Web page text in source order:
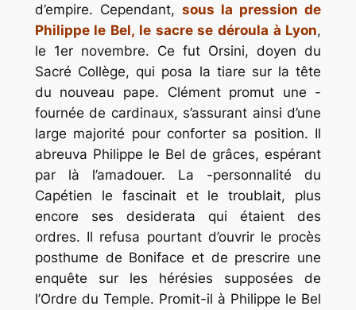
d’empire. Cependant, sous la pression de
Philippe le Bel, le sacre se déroula à Lyon,
le 1er novembre. Ce fut Orsini, doyen du
Sacré Collège, qui posa la tiare sur la tête
du nouveau pape. Clément promut une -
fournée de cardinaux, s’assurant ainsi d’une
large majorité pour conforter sa position. Il
abreuva Philippe le Bel de grâces, espérant
par là l’amadouer. La -personnalité du
Capétien le fascinait et le troublait, plus
encore ses desiderata qui étaient des
ordres. Il refusa pourtant d’ouvrir le procès
posthume de Boniface et de prescrire une
enquête sur les hérésies supposées de
l’Ordre du Temple. Promit-il à Philippe le Bel